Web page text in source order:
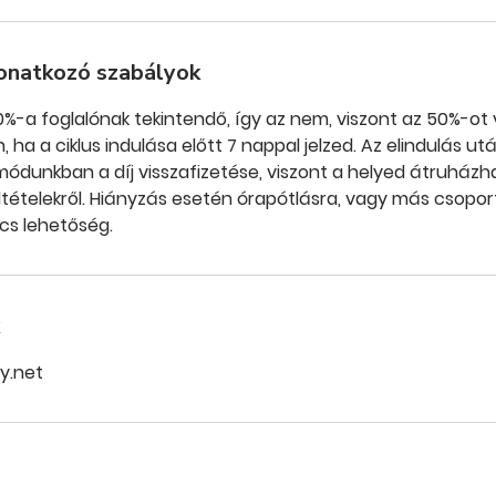
szabályok
a foglalónak tekintendő, így az nem, viszont az 50%-ot
ha a ciklus indulása előtt 7 nappal jelzed. Az elindulás
a díj visszafizetése, viszont a helyed
Hiányzás esetén órapótlásra, vagy más
lehetőség.